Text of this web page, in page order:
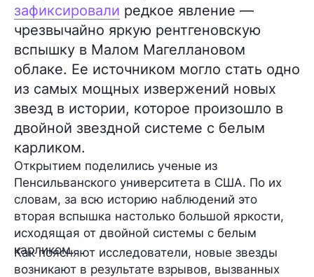
зафиксировали редкое явление —
чрезвычайно яркую рентгеновскую
вспышку в Малом Магеллановом
облаке. Ее источником могло стать одно
из самых мощных извержений новых
звезд в истории, которое произошло в
двойной звездной системе с белым
карликом.
Открытием поделились ученые из
Пенсильванского университета в США. По их
словам, за всю историю наблюдений это
вторая вспышка настолько большой яркости,
исходящая от двойной системы с белым
карликом.
Как поясняют исследователи, новые звезды
возникают в результате взрывов, вызванных